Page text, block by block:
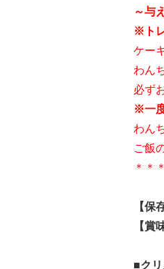
～与
※ト
ケー
わん
必ず
※一
わん
ご飯
＊＊
【保
【賞
■ク